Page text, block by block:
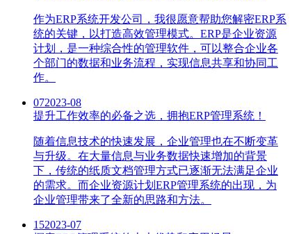
作为ERP系统开发公司，我很愿意帮助您解密ERP系
统的关键，以打造高效管理模式。ERP是企业资源
计划，是一种综合性的管理软件，可以整合企业各
个部门的数据和业务流程，实现信息共享和协同工
作。
072023-08
提升工作效率的必备之选，拥抱ERP管理系统！
随着信息技术的快速发展，企业管理也在不断变革
与升级。在大量信息与业务数据快速增加的背景
下，传统的纸质文档管理方式已逐渐无法满足企业
的需求。而企业资源计划ERP管理系统的出现，为
企业管理带来了全新的思路和方法。
152023-07